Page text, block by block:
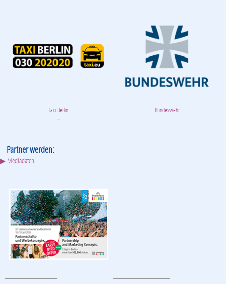
Taxi Berlin
...
Bundeswehr
Partner werden:
▶ Mediadaten